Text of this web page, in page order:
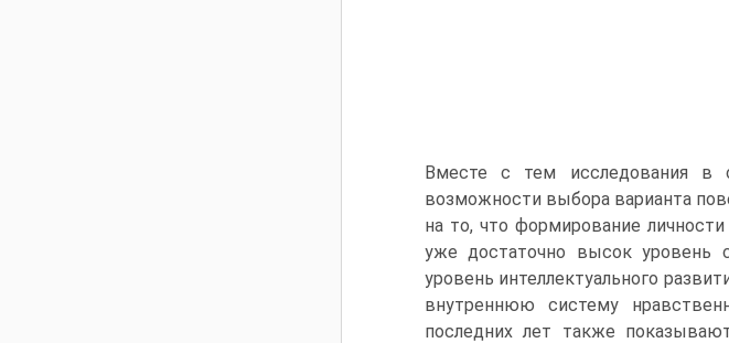
Вместе с тем исследования в
возможности выбора варианта
на то, что формирование
уже достаточно высок уровень
уровень интеллектуального
внутреннюю систему
последних лет также